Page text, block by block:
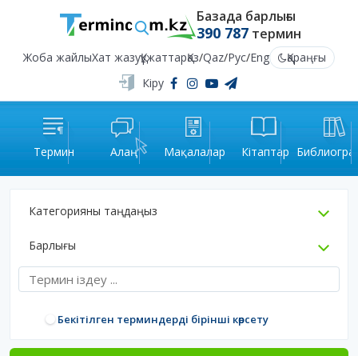
Базада барлығы
390 787термин
Жоба жайлыХат жазуҚұжаттарҚаз/Qaz/Рус/Eng
Қараңғы
Кіру
Термин Алаң Мақалалар Кітаптар
Категорияны таңдаңыз
Барлығы
Бекітілген терминдерді бірінші көрсету